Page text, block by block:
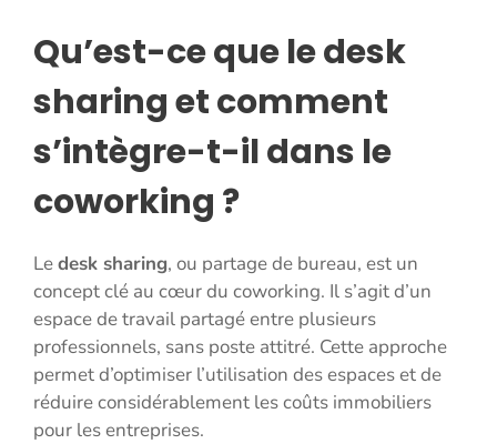
Qu’est-ce que le desk
sharing et comment
s’intègre-t-il dans le
coworking ?
Ledesk sharing, ou partage de bureau, est un
concept clé au cœur du coworking. Il s’agit d’un
espace de travail partagé entre plusieurs
professionnels, sans poste attitré. Cette approche
permet d’optimiser l’utilisation des espaces et de
réduire considérablement les coûts immobiliers
pour les entreprises.